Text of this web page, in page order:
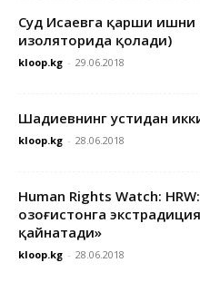
Суд Исаевга қарши ишни
изоляторида қолади)
kloop.kg - 29.06.2018
Шадиевнинг устидан
kloop.kg - 28.06.2018
Human Rights Watch:
Қозоғистонга
қайнатади»
kloop.kg - 28.06.2018